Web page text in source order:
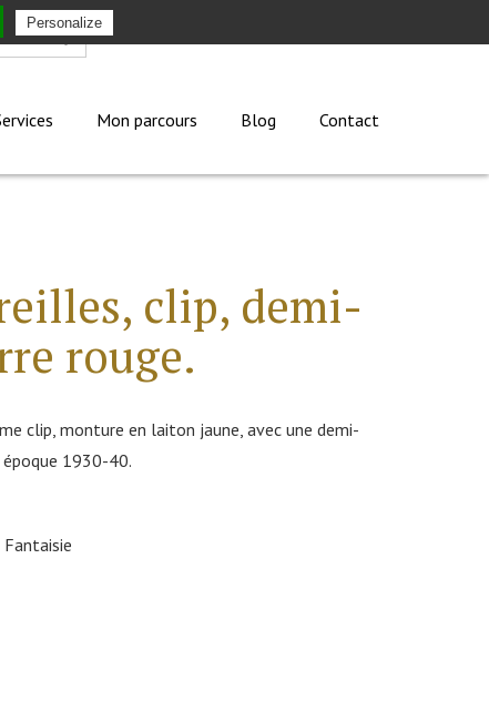
Mon parcours Blog Contact
clip, demi-
rouge.
clip, monture en laiton jaune, avec une demi-
1930-40.
Personalize